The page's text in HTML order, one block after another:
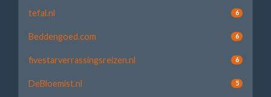
tefal.nl 6
Beddengoed.com 6
fivestarverrassingsreizen.nl 6
DeBloemist.nl 5